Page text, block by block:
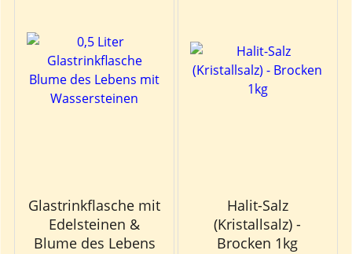
Glastrinkflasche mit
Edelsteinen &
Blume des Lebens
Halit-Salz
(Kristallsalz) -
Brocken 1kg